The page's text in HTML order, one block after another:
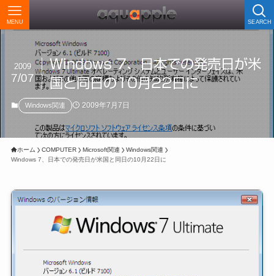
SEARCH
MENU
Windows 7、日本での発売日が米
国と同日の10月22日に
2009
7/07
Windows関連 2009年7月7日
ホーム COMPUTER Microsoft関連
Windows関連
Windows 7、日本での発売日が米国と同日の10月22日に